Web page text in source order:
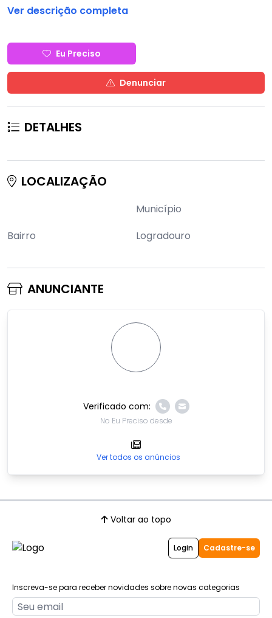
Ver descrição completa
Eu Preciso
Denunciar
DETALHES
LOCALIZAÇÃO
Município
Bairro
Logradouro
ANUNCIANTE
Verificado com:
No Eu Preciso desde
Ver todos os anúncios
Voltar ao topo
Login Cadastre-se
Inscreva-se para receber novidades sobre novas categorias